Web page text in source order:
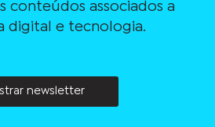
conteúdos associados a
digital e tecnologia.
newsletter